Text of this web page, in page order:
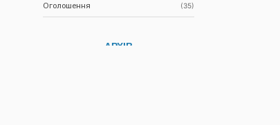
Оголошення (35)
АРХІВ